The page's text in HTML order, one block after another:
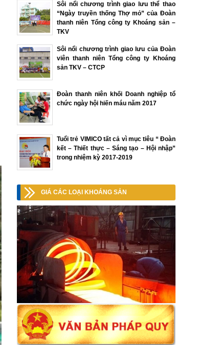
Sôi nổi chương trình giao lưu thể thao
“Ngày truyền thống Thợ mỏ” của Đoàn
thanh niên Tổng công ty Khoáng sản –
TKV
Sôi nổi chương trình giao lưu của Đoàn
viên thanh niên Tổng công ty Khoáng
sản TKV – CTCP
Đoàn thanh niên khối Doanh nghiệp tổ
chức ngày hội hiến máu năm 2017
Tuổi trẻ VIMICO tất cả vì mục tiêu “ Đoàn
kết – Thiết thực – Sáng tạo – Hội nhập”
trong nhiệm kỳ 2017-2019
GIÁ CÁC LOẠI KHOÁNG SẢN